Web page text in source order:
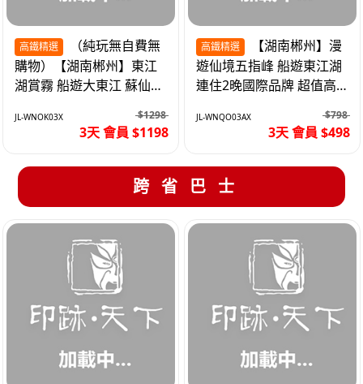
高鐵精選
購物）【湖南郴州】東江
湖賞霧 船遊大東江 蘇仙嶺
JL-WNOK03X $1298
3天 會員 $1198
高鐵精選
遊仙境五指峰 船遊東江湖
連住2晚國際品牌 超值高
JL-WNQO03AX $798
3天 會員 $498
跨省巴士